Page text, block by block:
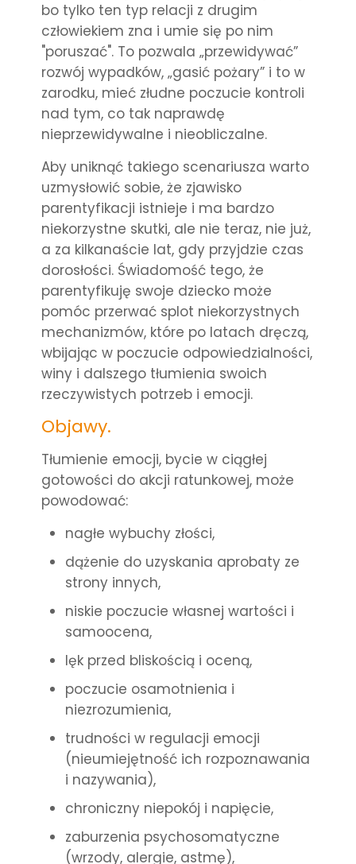
bo tylko ten typ relacji z drugim
człowiekiem zna i umie się po nim
"poruszać". To pozwala „przewidywać”
rozwój wypadków, „gasić pożary” i to w
zarodku, mieć złudne poczucie kontroli
nad tym, co tak naprawdę
nieprzewidywalne i nieobliczalne.
Aby uniknąć takiego scenariusza warto
uzmysłowić sobie, że zjawisko
parentyfikacji istnieje i ma bardzo
niekorzystne skutki, ale nie teraz, nie już,
a za kilkanaście lat, gdy przyjdzie czas
dorosłości. Świadomość tego, że
parentyfikuję swoje dziecko może
pomóc przerwać splot niekorzystnych
mechanizmów, które po latach dręczą,
wbijając w poczucie odpowiedzialności,
winy i dalszego tłumienia swoich
rzeczywistych potrzeb i emocji.
Objawy.
Tłumienie emocji, bycie w ciągłej
gotowości do akcji ratunkowej, może
powodować:
nagłe wybuchy złości,
dążenie do uzyskania aprobaty ze
strony innych,
niskie poczucie własnej wartości i
samoocena,
lęk przed bliskością i oceną,
poczucie osamotnienia i
niezrozumienia,
trudności w regulacji emocji
(nieumiejętność ich rozpoznawania
i nazywania),
chroniczny niepokój i napięcie,
zaburzenia psychosomatyczne
(wrzody, alergie, astmę),